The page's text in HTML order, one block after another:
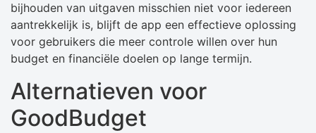
bijhouden van uitgaven misschien niet voor iedereen
aantrekkelijk is, blijft de app een effectieve oplossing
voor gebruikers die meer controle willen over hun
budget en financiële doelen op lange termijn.
Alternatieven voor
GoodBudget